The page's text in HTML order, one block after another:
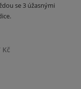
se 3 úžasnými
Kč